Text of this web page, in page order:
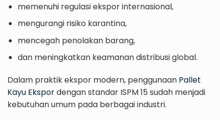
memenuhi regulasi ekspor internasional,
mengurangi risiko karantina,
mencegah penolakan barang,
dan meningkatkan keamanan distribusi global.
Dalam praktik ekspor modern, penggunaan Pallet
Kayu Ekspordengan standar ISPM 15 sudah menjadi
kebutuhan umum pada berbagai industri.